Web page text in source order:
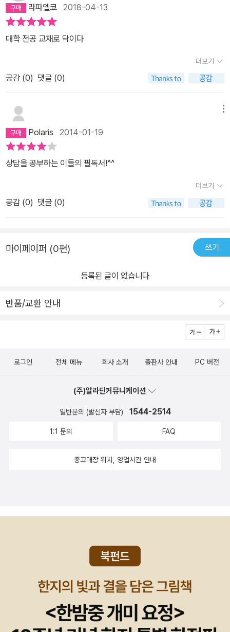
라파엘쿄 2018-04-13
대학 전공 교재로 닥이다
더보기
공감 (0) 댓글 (0)
Polaris 2014-01-19
상담을 공부하는 이들의 필독서!^^
더보기
공감 (0) 댓글 (0)
마이페이퍼 (0편) 쓰기
등록된 글이 없습니다
반품/교환 안내
로그인 전체 메뉴 회사 소개 출판사 안내 PC 버전
(주)알라딘커뮤니케이션
일반문의 (발신자 부담) 1544-2514
1:1 문의 FAQ
중고매장 위치, 영업시간 안내